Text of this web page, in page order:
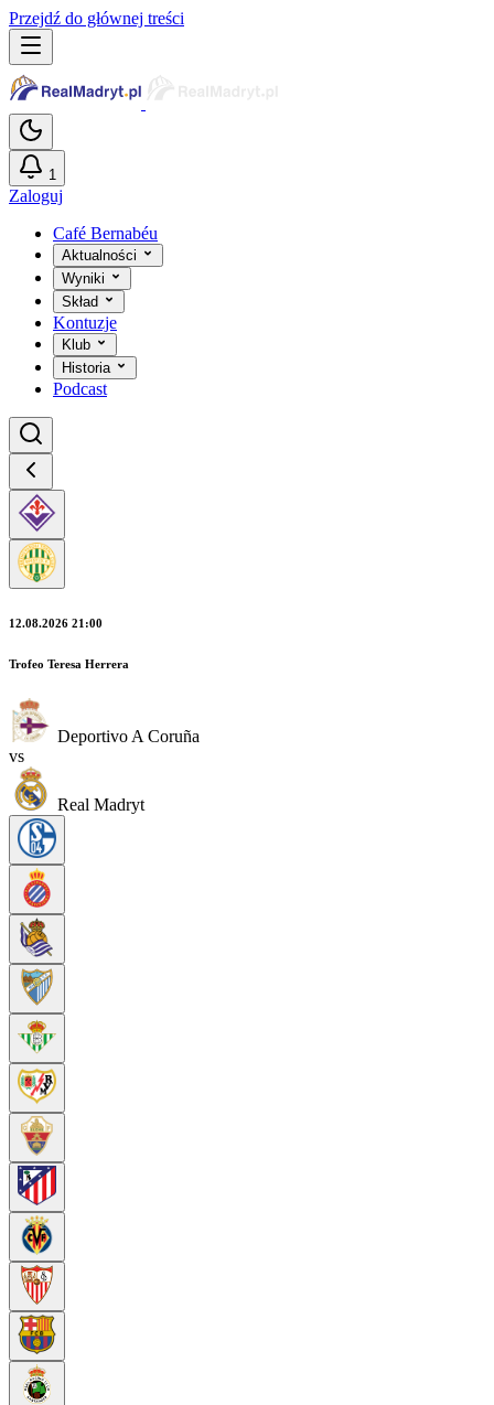
Przejdź do głównej treści
1
Zaloguj
Café Bernabéu
Aktualności
Wyniki
Skład
Kontuzje
Klub
Historia
Podcast
12.08.2026 21:00
Trofeo Teresa Herrera
Deportivo A Coruña
vs
Real Madryt